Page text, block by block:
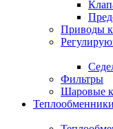
Приводы
Фильтры
Шаровые
Теплообменники